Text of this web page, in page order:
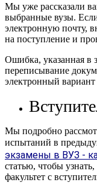
Мы уже рассказали
выбранные вузы.
электронную почту,
на поступление и
Ошибка, указанная в
переписывание
электронный
Мы подробно
испытаний в
экзамены в ВУЗ -
статью, чтобы
факультет с